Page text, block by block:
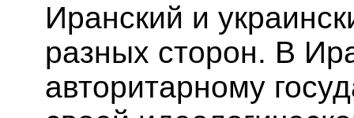
Иранский и
разных сторон. В
авторитарному